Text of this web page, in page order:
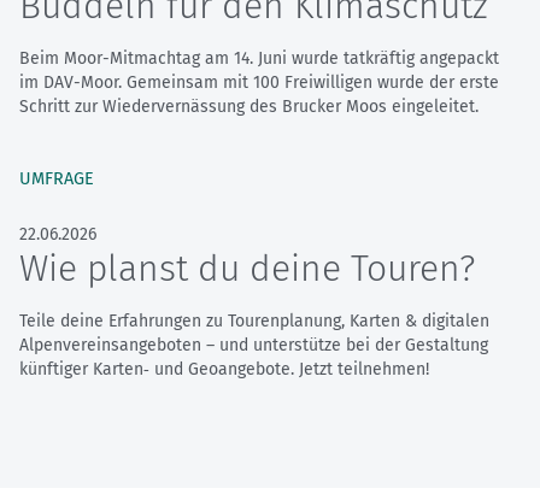
Beim Moor-Mitmachtag am 14. Juni wurde tatkräftig angepackt
im DAV-Moor. Gemeinsam mit 100 Freiwilligen wurde der erste
Schritt zur Wiedervernässung des Brucker Moos eingeleitet.
UMFRAGE
22.06.2026
Wie planst du deine Touren?
Teile deine Erfahrungen zu Tourenplanung, Karten & digitalen
Alpenvereinsangeboten – und unterstütze bei der Gestaltung
künftiger Karten‑ und Geoangebote. Jetzt teilnehmen!